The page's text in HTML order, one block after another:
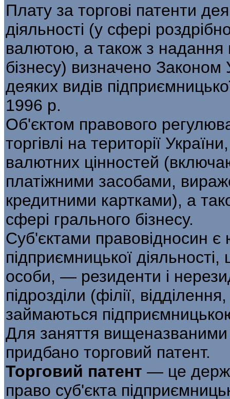
Плату за торгові патенти
діяльності (у сфері
валютою, а також з надання
бізнесу) визначено Законом
деяких видів
1996 р.
Об'єктом правового
торгівлі на території
валютних цінностей
платіжними засобами,
кредитними картками), а
сфері грального бізнесу.
Суб'єктами правовідносин є
підприємницької
особи, — резиденти і
підрозділи (філії,
займаються
Для заняття вищеназваними
придбано торговий патент.
Торговий патент — це
право суб'єкта